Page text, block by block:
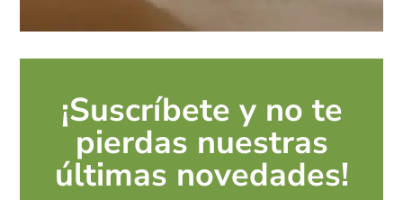
¡Suscríbete y no te
pierdas nuestras
últimas novedades!